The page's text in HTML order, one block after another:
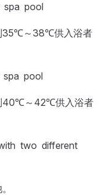
spa pool
35℃～38℃供入浴者
pool
40℃～42℃供入浴者
two different